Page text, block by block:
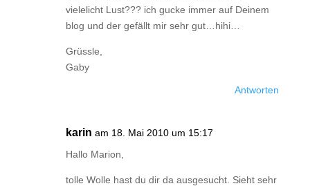
vielelicht Lust??? ich gucke immer auf Deinem
blog und der gefällt mir sehr gut…hihi…
Grüssle,
Gaby
Antworten
karin am 18. Mai 2010 um 15:17
Hallo Marion,
tolle Wolle hast du dir da ausgesucht. Sieht sehr